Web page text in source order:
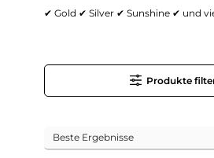
✔ Gold ✔ Silver ✔ Sunshine ✔ und
Produkte